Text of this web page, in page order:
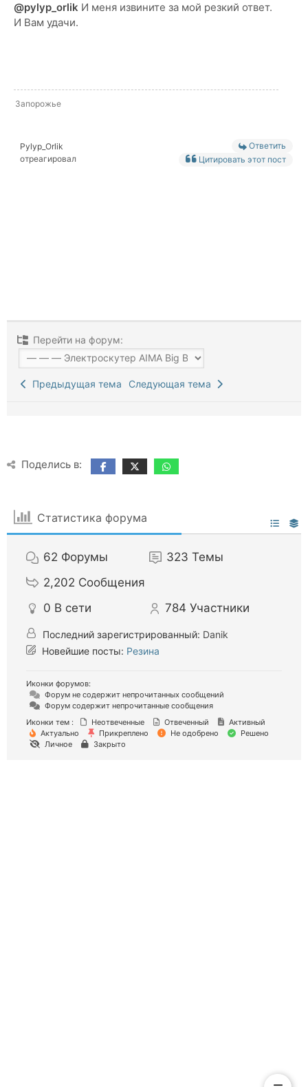
@pylyp_orlik И меня извините за мой резкий ответ.
И Вам удачи.
Запорожье
Pylyp_Orlik
отреагировал
Ответить
Цитировать этот пост
Перейти на форум:
Предыдущая тема Следующая тема
Поделись в:
Статистика форума
62 Форумы 323 Темы
2,202 Сообщения
0 В сети 784 Участники
Последний зарегистрированный: Danik
Новейшие посты: Резина
Иконки форумов:
Форум не содержит непрочитанных сообщений
Форум содержит непрочитанные сообщения
Иконки тем :
Неотвеченные Отвеченный
Активный
Актуально
Прикреплено Не одобрено
Решено
Личное
Закрыто